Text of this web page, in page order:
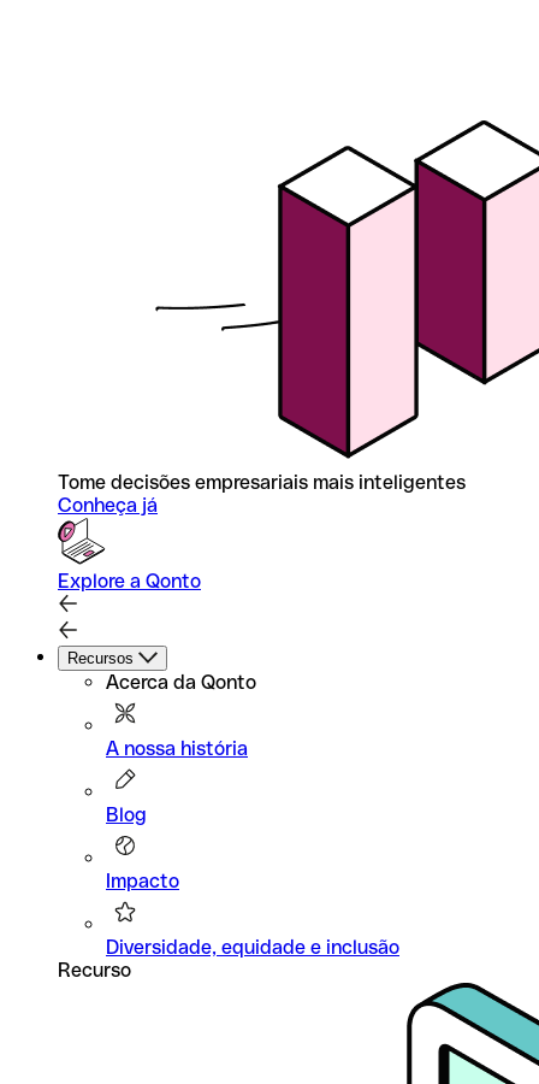
Tome decisões empresariais mais inteligentes
Conheça já
Explore a Qonto
Recursos
Acerca da Qonto
A nossa história
Blog
Impacto
Diversidade, equidade e inclusão
Recurso